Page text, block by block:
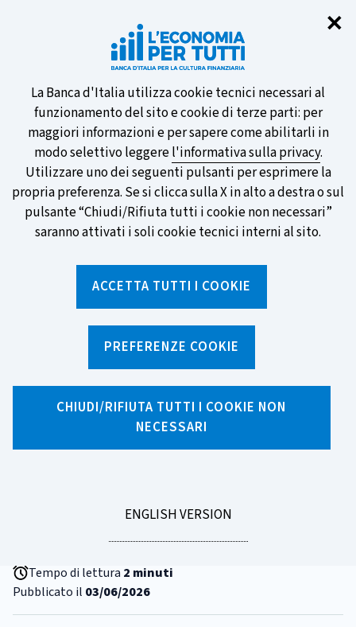
✕
Informativa
sui
cookie
La Banca d'Italia utilizza cookie tecnici necessari al
funzionamento del sito e cookie di terze parti: per
maggiori informazioni e per sapere come abilitarli in
modo selettivo leggerel'informativa sulla privacy.
Utilizzare uno dei seguenti pulsanti per esprimere la
propria preferenza. Se si clicca sulla X in alto a destra o sul
pulsante “Chiudi/Rifiuta tutti i cookie non necessari”
saranno attivati i soli cookie tecnici interni al sito.
ACCETTA TUTTI I COOKIE
PREFERENZE COOKIE
CHIUDI/RIFIUTA TUTTI I COOKIE NON
NECESSARI
GO
ENGLISH VERSION
Partecipa al sondaggio della BCE
sulle nuove banconote e vota la tua
preferita!
SCOPRI DI PIÙ
della Cultura 2026
Facebook
LinkedinWhatsApp
Email
d'Italia" fa tappa a L'Aquila
Capitale della Cultura 2026
CATEGORIA:
IN VIAGGIO
Tempo di lettura 2 minuti
Pubblicato il 03/06/2026